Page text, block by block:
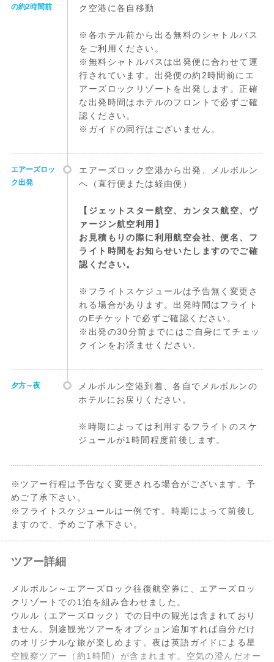
の約2時間前
ク空港に各自移動
※各ホテル前から出る無料のシャトルバス
をご利用ください。
※無料シャトルバスは出発便に合わせて運
行されています。出発便の約2時間前にエ
アーズロックリゾートを出発します。正確
な出発時間はホテルのフロントで必ずご確
認ください。
※ガイドの同行はございません。
エアーズロッ
ク出発
エアーズロック空港から出発、メルボルン
へ（直行便または経由便）
【ジェットスター航空、カンタス航空、ヴ
ァージン航空利用】
お見積もりの際に利用航空会社、便名、フ
ライト時間をお知らせいたしますのでご確
認ください。
※フライトスケジュールは予告無く変更さ
れる場合があります。出発時間はフライト
のEチケットで必ずご確認ください。
※出発の30分前までにはご自身にてチェッ
クインをお済ませください。
夕方～夜
メルボルン空港到着、各自でメルボルンの
ホテルにお戻りください。
※時期によっては利用するフライトのスケ
ジュールが1時間程度前後します。
※ツアー行程は予告なく変更される場合がございます。予
めご了承下さい。
※フライトスケジュールは一例です。時期によって前後し
ますので、予めご了承下さい。
ツアー詳細
メルボルン～エアーズロック往復航空券に、エアーズロッ
クリゾートでの1泊を組み合わせました。
ウルル（エアーズロック）での日中の観光は含まれており
ません。別途観光ツアーをオプション追加すれば自分だけ
のオリジナルな旅が楽しめます。夜は英語ガイドによる星
空観察ツアー（約1時間）が含まれます。空気の澄んだオー